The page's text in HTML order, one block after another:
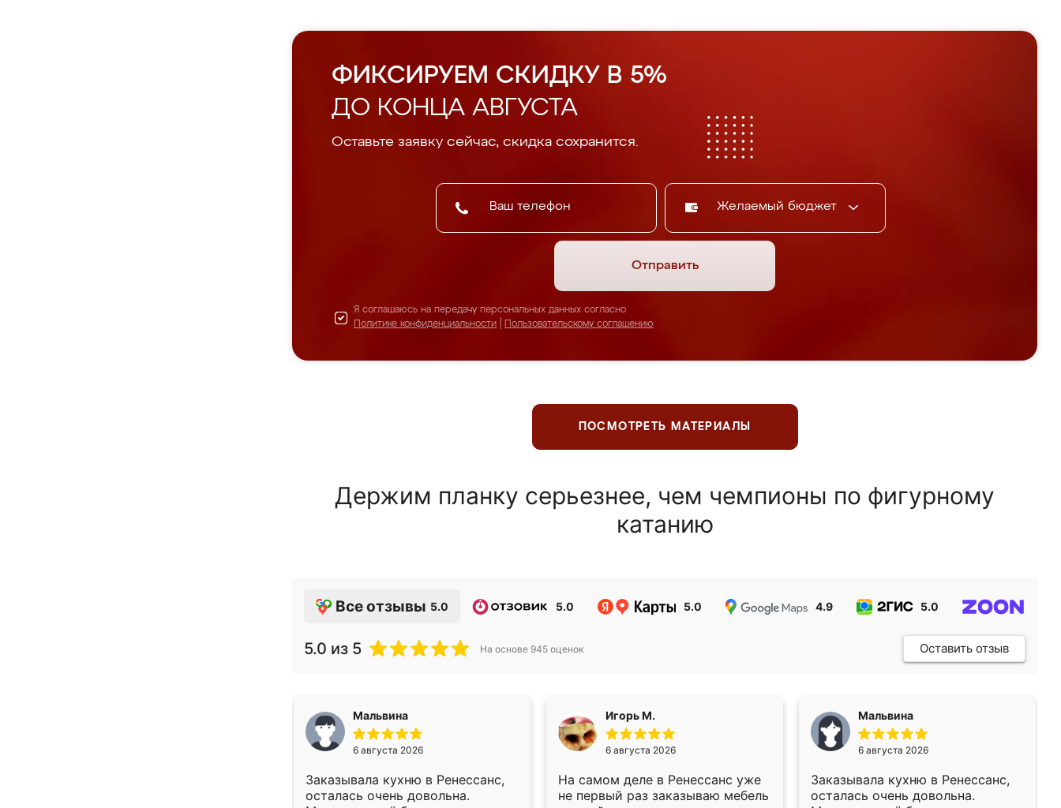
ФИКСИРУЕМ СКИДКУ В 5%
ДО КОНЦА АВГУСТА
Оставьте заявку сейчас, скидка сохранится.
Желаемый бюджет
Отправить
Я соглашаюсь на передачу персональных данных согласно
Политике конфиденциальности
Пользовательскому соглашению
ПОСМОТРЕТЬ МАТЕРИАЛЫ
Держим планку серьезнее, чем чемпионы по фигурному
катанию
Все отзывы 5.0 5.0 5.0 4.9 5.0
5.0 из 5 На основе 945 оценок Оставить отзыв
Мальвина
6 августа 2026
Заказывала кухню в Ренессанс,
осталась очень довольна.
Игорь М.
6 августа 2026
На самом деле в Ренессанс уже
не первый раз заказываю мебель
Мальвина
6 августа 2026
Заказывала кухню в Ренессанс,
осталась очень довольна.